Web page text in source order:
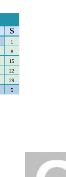
S
1
8
15
22
29
5